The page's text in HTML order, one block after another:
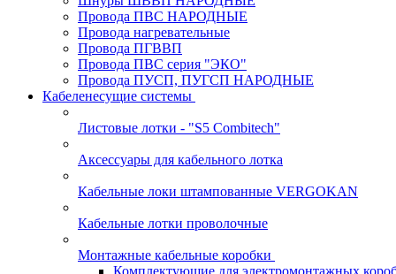
Провода ПВС НАРОДНЫЕ
Провода нагревательные
Провода ПГВВП
Провода ПВС серия "ЭКО"
Провода ПУСП, ПУГСП НАРОДНЫЕ
Кабеленесущие системы
Листовые лотки - "S5 Combitech"
Аксессуары для кабельного лотка
Кабельные локи штампованные VERGOKAN
Кабельные лотки проволочные
Монтажные кабельные коробки
Комплектующие для электромонтажных